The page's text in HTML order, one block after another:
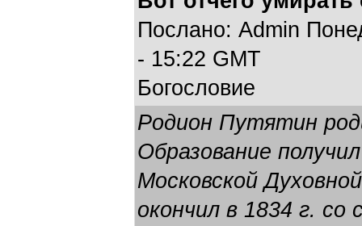
Послано: Admin
- 15:22 GMT
Богословие
Родион Путятин
Образование
Московской
окончил в 1834 г.